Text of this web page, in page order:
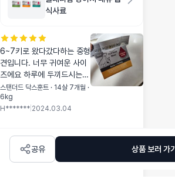
안묻어 나왔고, 개봉후
않았었는데 아이가 알
음번에 칠면조를 주문
할려합니다ㅎㅅㅎ 성
분이 좋아서 도전해볼
수있었어요. 감사합니
다~
식사료
6~7키로 왔다갔다하는 중형
견입니다. 너무 귀여운 사이
즈에요 하루에 두끼드시는
우리 도랸님 한테는 1일 2팩
으로해야해서 저녁에 약이랑
같이 급여하거나, 요즘에는
새는 스팸냄새나서 거부감없
고, 분리배출 편하고, 단점은
스탠더드 닥스훈트 · 14살 7개월 ·
6kg
H******* 2024.03.04
공유 상품 보러 가기